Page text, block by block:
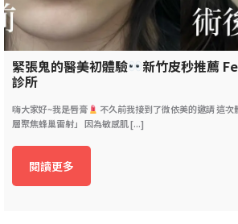
緊張鬼的醫美初體驗 新竹皮秒推薦
診所
嗨大家好~我是唇膏
不久前我接到了微依美的邀請 這
層聚焦蜂巢雷射」 因為敏感肌 [...]
閱讀更多